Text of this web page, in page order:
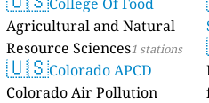
Agricultural and Natural
Resource Sciences1 stations
🇺🇸Colorado APCD
Colorado Air Pollution